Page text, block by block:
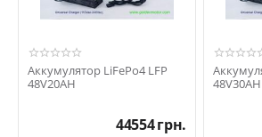
Аккумулятор LiFePo4 LFP
48V20AH
44554грн.
48V30AH